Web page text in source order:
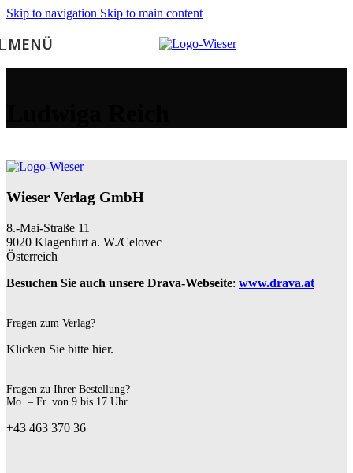
Skip to navigation Skip to main content
MENÜ
Wieser Verlag GmbH
8.-Mai-Straße 11
9020 Klagenfurt a. W./Celovec
Österreich
Besuchen Sie auch unsere Drava-Webseite: www.drava.at
Fragen zum Verlag?
Klicken Sie bitte hier.
Fragen zu Ihrer Bestellung?
Mo. – Fr. von 9 bis 17 Uhr
+43 463 370 36